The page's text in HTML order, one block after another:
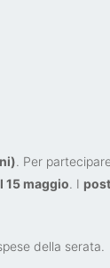
. Per
15 maggio. I
della serata.